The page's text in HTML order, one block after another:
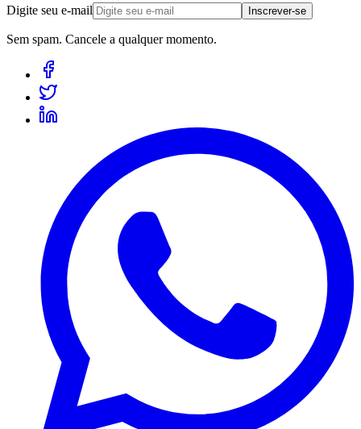
Digite seu e-mail Inscrever-se
Sem spam. Cancele a qualquer momento.